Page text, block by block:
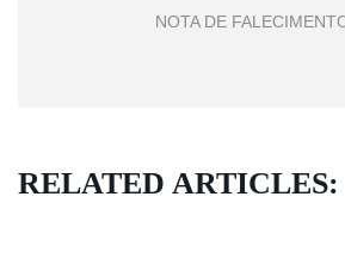
NOTA DE
RELATED ARTICLES: